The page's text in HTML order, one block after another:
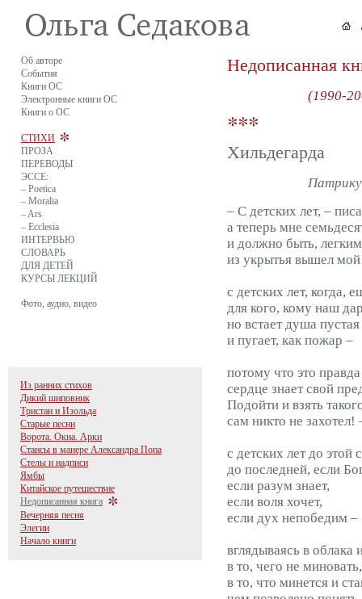
Об авторе
События
Книги ОС
Электронные книги ОС
Книги о ОС
СТИХИ
ПРОЗА
ПЕРЕВОДЫ
ЭССЕ:
– Poetica
– Moralia
– Ars
– Ecclesia
ИНТЕРВЬЮ
СЛОВАРЬ
ДЛЯ ДЕТЕЙ
КУРСЫ ЛЕКЦИЙ
Фото, аудио, видео
Из ранних стихов
Дикий шиповник
Тристан и Изольда
Старые песни
Ворота. Окна. Арки
Стансы в манере Александра Попа
Стелы и надписи
Ямбы
Китайское путешествие
Недописанная книга
Вечерняя песня
Элегии
Начало книги
Недописанная
(1990-
Хильдегарда
– С детских лет, –
а теперь мне
и должно быть,
из укрытья вышел мой
с детских лет, когда,
для кого, кому наш
но встает душа пустая
и пугает, как пожар –
потому что это
сердце знает свой
Подойти и взять
сам никто не захотел!
с детских лет до этой
до последней, если
если разум знает,
если воля хочет,
если дух непобедим –
вглядываясь в
в то, чего не миновать,
в то, что минется и